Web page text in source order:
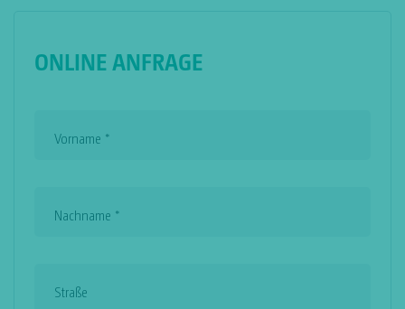
ONLINE ANFRAGE
Vorname *
Nachname *
Straße